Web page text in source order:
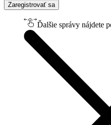
Zaregistrovať sa
Ďalšie správy nájdete